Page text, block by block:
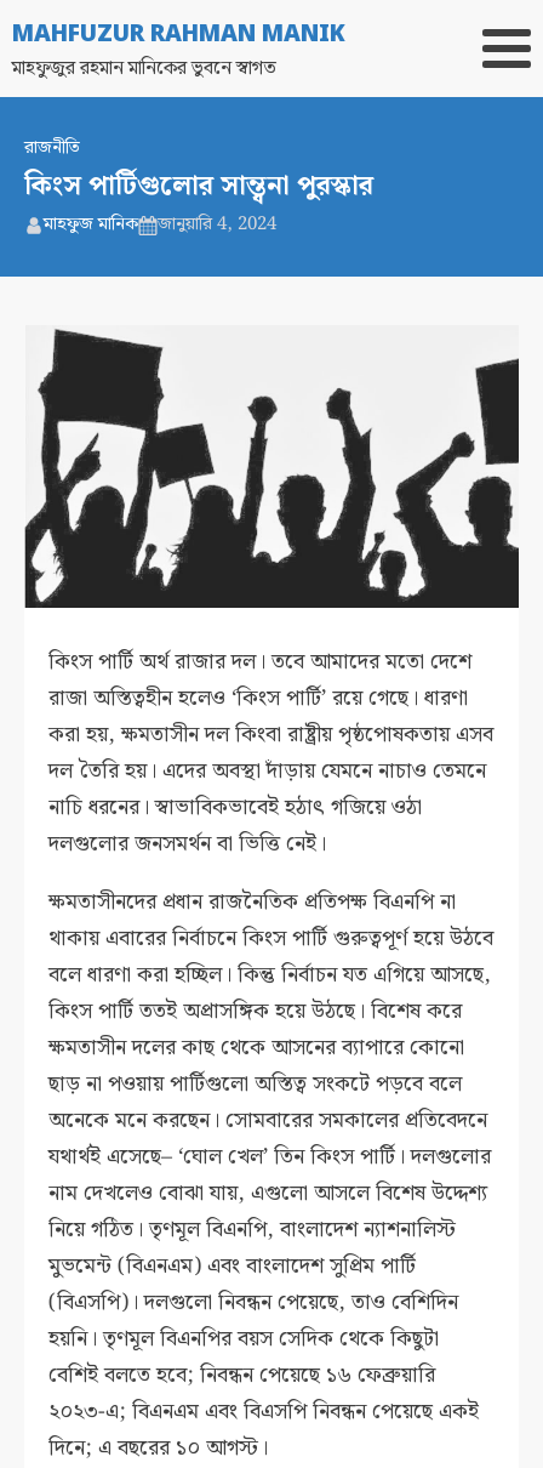
MAHFUZUR RAHMAN MANIK
মাহফুজুর রহমান মানিকের ভুবনে স্বাগত
রাজনীতি
কিংস পার্টিগুলোর সান্ত্বনা পুরস্কার
মাহফুজ মানিক জানুয়ারি 4, 2024
কিংস পার্টি অর্থ রাজার দল। তবে আমাদের মতো দেশে
রাজা অস্তিত্বহীন হলেও ‘কিংস পার্টি’ রয়ে গেছে। ধারণা
করা হয়, ক্ষমতাসীন দল কিংবা রাষ্ট্রীয় পৃষ্ঠপোষকতায় এসব
দল তৈরি হয়। এদের অবস্থা দাঁড়ায় যেমনে নাচাও তেমনে
নাচি ধরনের। স্বাভাবিকভাবেই হঠাৎ গজিয়ে ওঠা
দলগুলোর জনসমর্থন বা ভিত্তি নেই।
ক্ষমতাসীনদের প্রধান রাজনৈতিক প্রতিপক্ষ বিএনপি না
থাকায় এবারের নির্বাচনে কিংস পার্টি গুরুত্বপূর্ণ হয়ে উঠবে
বলে ধারণা করা হচ্ছিল। কিন্তু নির্বাচন যত এগিয়ে আসছে,
কিংস পার্টি ততই অপ্রাসঙ্গিক হয়ে উঠছে। বিশেষ করে
ক্ষমতাসীন দলের কাছ থেকে আসনের ব্যাপারে কোনো
ছাড় না পওয়ায় পার্টিগুলো অস্তিত্ব সংকটে পড়বে বলে
অনেকে মনে করছেন। সোমবারের সমকালের প্রতিবেদনে
যথার্থই এসেছে– ‘ঘোল খেল’ তিন কিংস পার্টি। দলগুলোর
নাম দেখলেও বোঝা যায়, এগুলো আসলে বিশেষ উদ্দেশ্য
নিয়ে গঠিত। তৃণমূল বিএনপি, বাংলাদেশ ন্যাশনালিস্ট
মুভমেন্ট (বিএনএম) এবং বাংলাদেশ সুপ্রিম পার্টি
(বিএসপি)। দলগুলো নিবন্ধন পেয়েছে, তাও বেশিদিন
হয়নি। তৃণমূল বিএনপির বয়স সেদিক থেকে কিছুটা
বেশিই বলতে হবে; নিবন্ধন পেয়েছে ১৬ ফেব্রুয়ারি
২০২৩-এ; বিএনএম এবং বিএসপি নিবন্ধন পেয়েছে একই
দিনে; এ বছরের ১০ আগস্ট।